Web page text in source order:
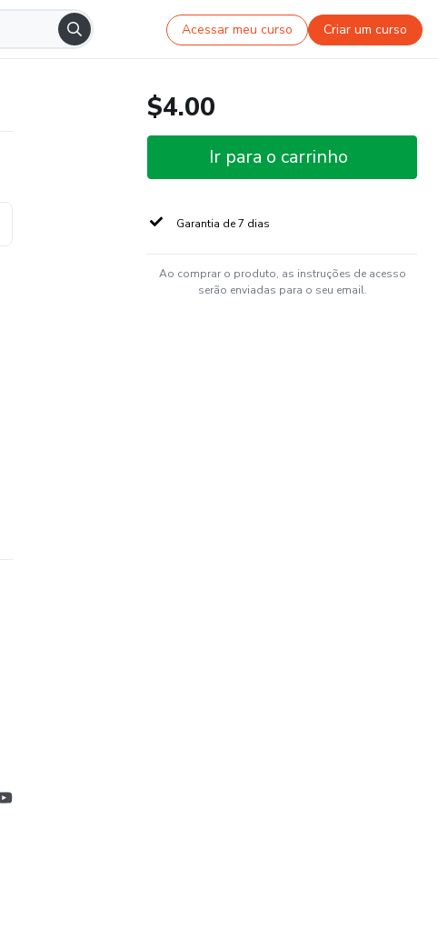
Acessar meu curso Criar um curso
$4.00
Ir para o carrinho
Garantia de 7 dias
Ao comprar o produto, as instruções de acesso
serão enviadas para o seu email.